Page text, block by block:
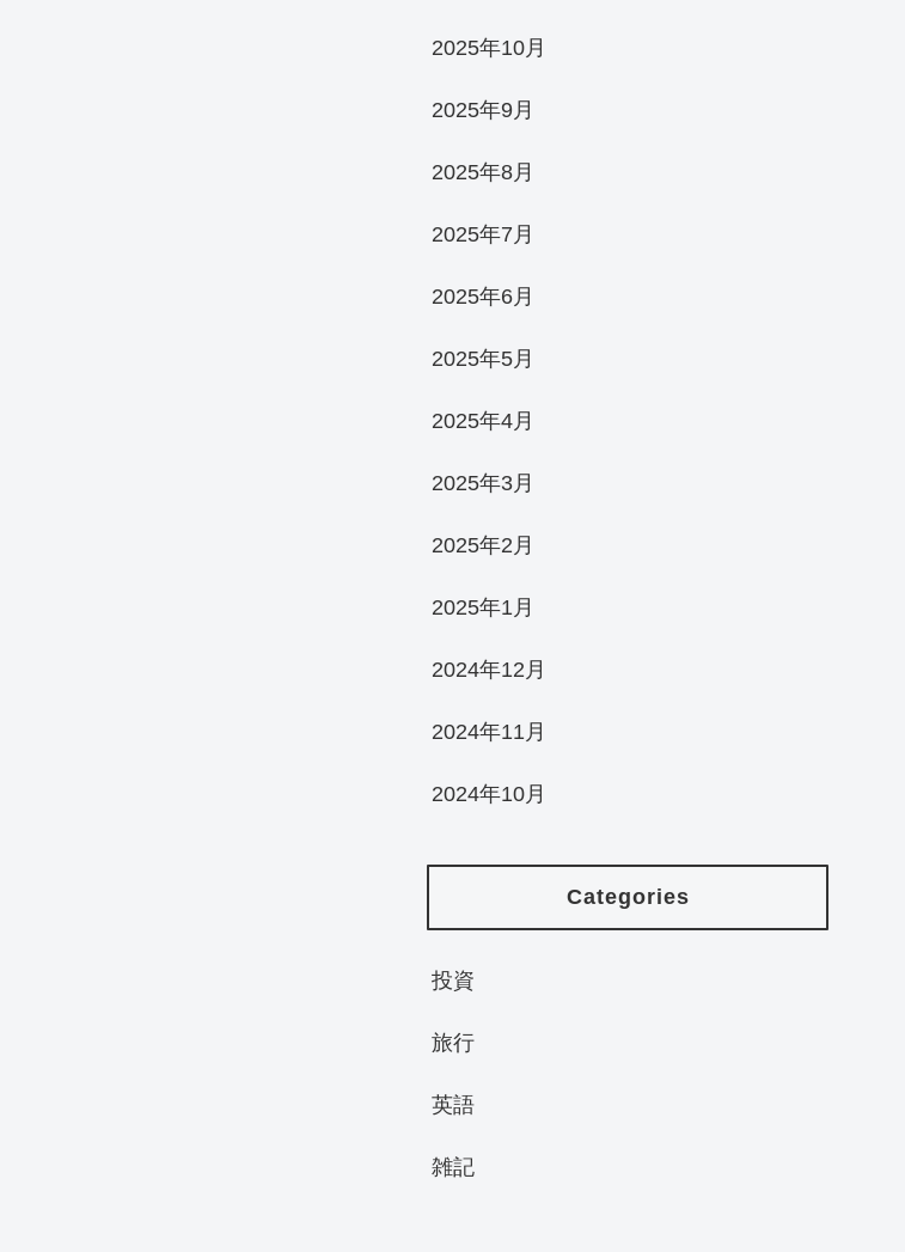
2025年10月
2025年9月
2025年8月
2025年7月
2025年6月
2025年5月
2025年4月
2025年3月
2025年2月
2025年1月
2024年12月
2024年11月
2024年10月
Categories
投資
旅行
英語
雑記